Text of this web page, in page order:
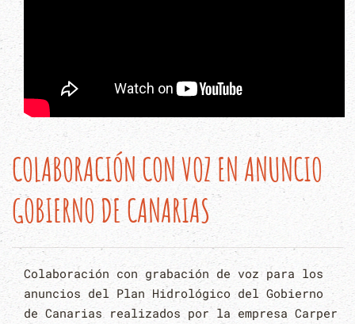
COLABORACIÓN CON VOZ EN ANUNCIO
GOBIERNO DE CANARIAS
Colaboración con grabación de voz para los
anuncios del Plan Hidrológico del Gobierno
de Canarias realizados por la empresa Carper